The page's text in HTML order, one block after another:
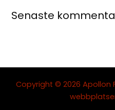
Senaste
Copyright © 2026 Apollon